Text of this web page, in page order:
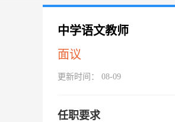
中学语文教师
面议
更新时间： 08-09
任职要求